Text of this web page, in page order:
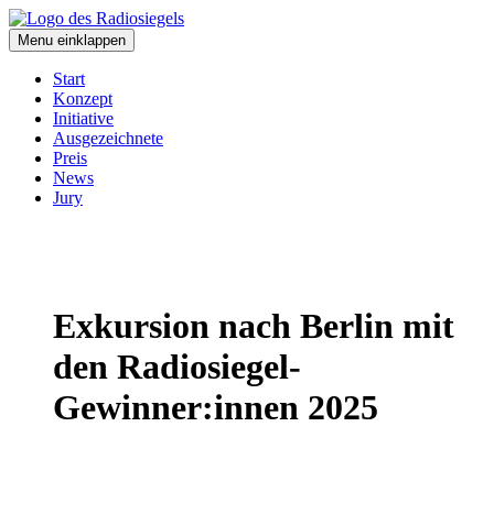
Skip
to
content
Menu einklappen
Start
Konzept
Initiative
Ausgezeichnete
Preis
News
Jury
Exkursion nach Berlin mit
den Radiosiegel-
Gewinner:innen 2025